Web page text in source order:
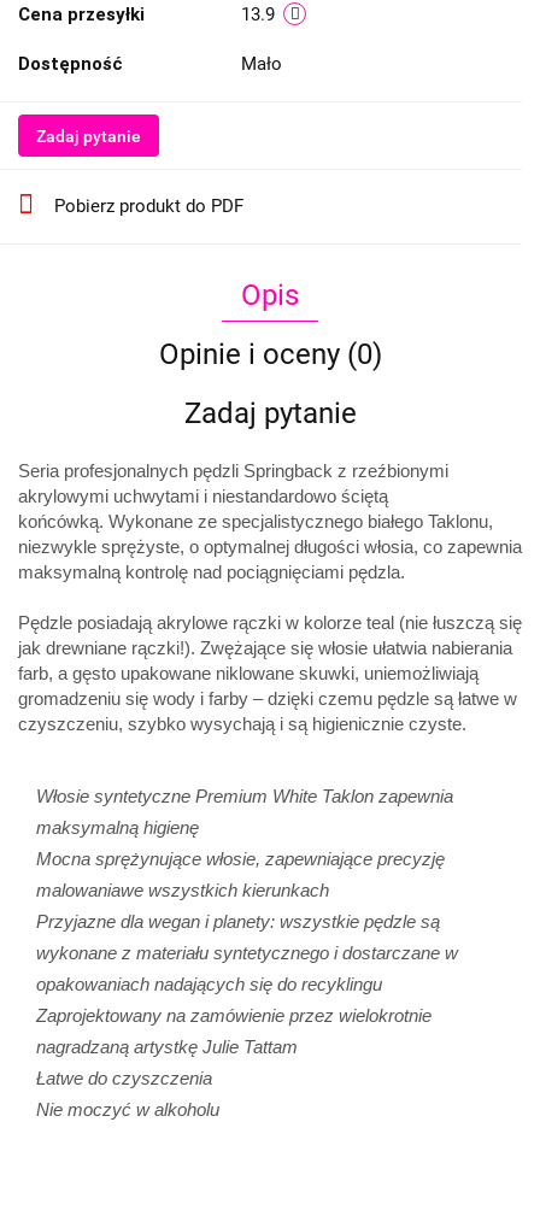
Cena przesyłki 13.9
Dostępność Mało
Zadaj pytanie
Pobierz produkt do PDF
Opis
Opinie i oceny (0)
Zadaj pytanie
Seria profesjonalnych pędzli Springback z rzeźbionymi
akrylowymi uchwytami i niestandardowo ściętą
końcówką. Wykonane ze specjalistycznego białego Taklonu,
niezwykle sprężyste, o optymalnej długości włosia, co zapewnia
maksymalną kontrolę nad pociągnięciami pędzla.
Pędzle posiadają akrylowe rączki w kolorze teal (nie łuszczą się
jak drewniane rączki!). Zwężające się włosie ułatwia nabierania
farb, a gęsto upakowane niklowane skuwki, uniemożliwiają
gromadzeniu się wody i farby – dzięki czemu pędzle są łatwe w
czyszczeniu, szybko wysychają i są higienicznie czyste.
Włosie syntetyczne Premium White Taklon zapewnia
maksymalną higienę
Mocna sprężynujące włosie, zapewniające precyzję
malowaniawe wszystkich kierunkach
Przyjazne dla wegan i planety: wszystkie pędzle są
wykonane z materiału syntetycznego i dostarczane w
opakowaniach nadających się do recyklingu
Zaprojektowany na zamówienie przez wielokrotnie
nagradzaną artystkę Julie Tattam
Łatwe do czyszczenia
Nie moczyć w alkoholu